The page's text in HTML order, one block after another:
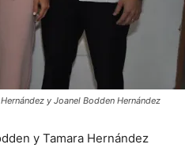
y Joanel Bodden Hernández
y Tamara Hernández